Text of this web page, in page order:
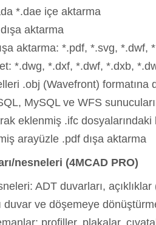
*.dae içe aktarma
aktarma
aktarma: *.pdf, *.svg, *.dwf,
*.dwg, *.dxf, *.dwf, *.dxb,
.obj (Wavefront) formatına
MySQL ve WFS
eklenmiş .ifc
arayüzle .pdf dışa aktarma
nesneleri (4MCAD PRO)
ADT duvarları,
duvar ve döşemeye
profiller, plakalar,